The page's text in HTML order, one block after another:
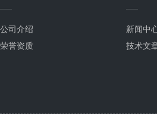
公司介绍
荣誉资质
新闻中
技术文